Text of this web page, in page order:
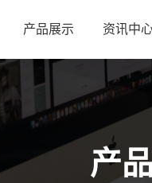
产品展示 资讯中
产